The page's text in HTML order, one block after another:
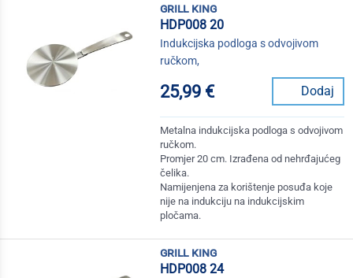
grill king
HDP008 20
Indukcijska podloga s odvojivom
ručkom,
25,99 € Dodaj
Metalna indukcijska podloga s odvojivom
ručkom.
Promjer 20 cm. Izrađena od nehrđajućeg
čelika.
Namijenjena za korištenje posuđa koje
nije na indukciju na indukcijskim
pločama.
grill king
HDP008 24